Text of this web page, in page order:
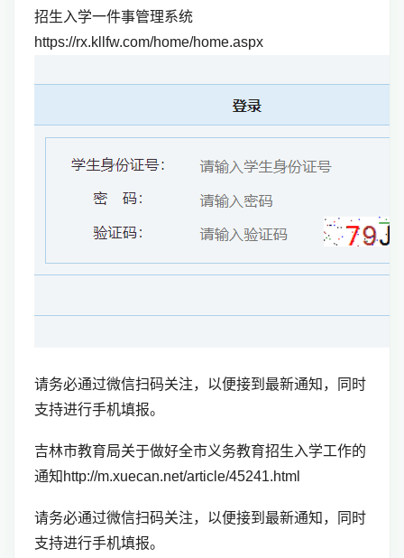
招生入学一件事管理系统
https://rx.kllfw.com/home/home.aspx
请务必通过微信扫码关注，以便接到最新通知，同时
支持进行手机填报。
吉林市教育局关于做好全市义务教育招生入学工作的
通知http://m.xuecan.net/article/45241.html
请务必通过微信扫码关注，以便接到最新通知，同时
支持进行手机填报。